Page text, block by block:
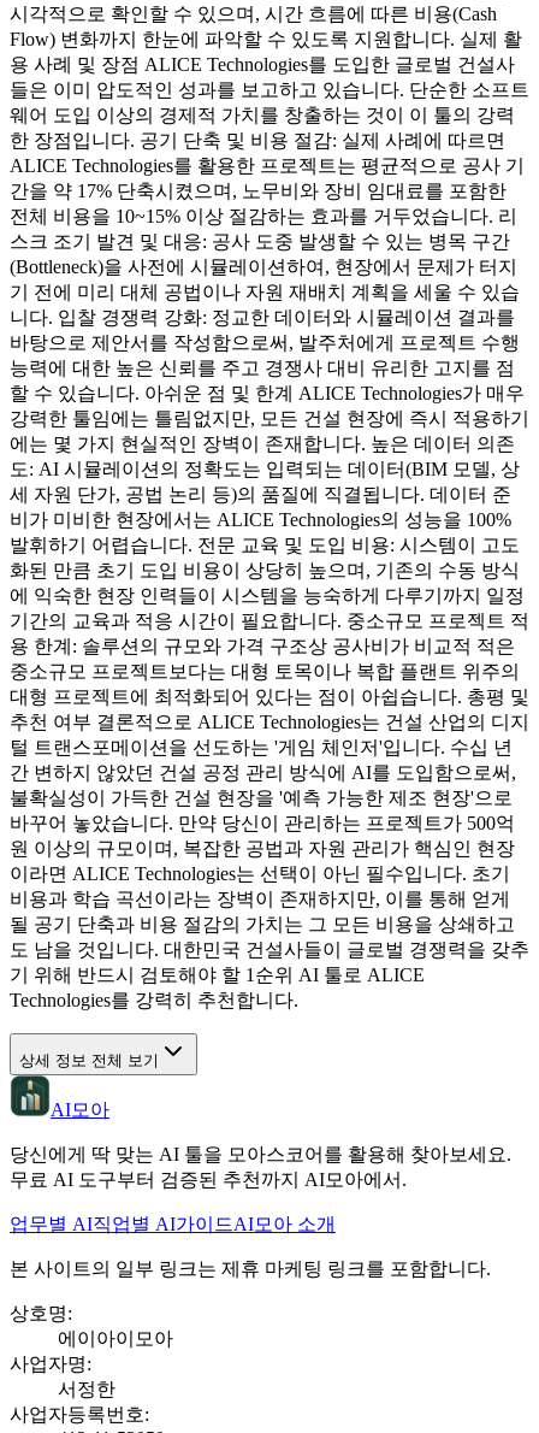
시각적으로 확인할 수 있으며, 시간 흐름에 따른 비용(Cash
Flow) 변화까지 한눈에 파악할 수 있도록 지원합니다. 실제 활
용 사례 및 장점 ALICE Technologies를 도입한 글로벌 건설사
들은 이미 압도적인 성과를 보고하고 있습니다. 단순한 소프트
웨어 도입 이상의 경제적 가치를 창출하는 것이 이 툴의 강력
한 장점입니다. 공기 단축 및 비용 절감: 실제 사례에 따르면
ALICE Technologies를 활용한 프로젝트는 평균적으로 공사 기
간을 약 17% 단축시켰으며, 노무비와 장비 임대료를 포함한
전체 비용을 10~15% 이상 절감하는 효과를 거두었습니다. 리
스크 조기 발견 및 대응: 공사 도중 발생할 수 있는 병목 구간
(Bottleneck)을 사전에 시뮬레이션하여, 현장에서 문제가 터지
기 전에 미리 대체 공법이나 자원 재배치 계획을 세울 수 있습
니다. 입찰 경쟁력 강화: 정교한 데이터와 시뮬레이션 결과를
바탕으로 제안서를 작성함으로써, 발주처에게 프로젝트 수행
능력에 대한 높은 신뢰를 주고 경쟁사 대비 유리한 고지를 점
할 수 있습니다. 아쉬운 점 및 한계 ALICE Technologies가 매우
강력한 툴임에는 틀림없지만, 모든 건설 현장에 즉시 적용하기
에는 몇 가지 현실적인 장벽이 존재합니다. 높은 데이터 의존
도: AI 시뮬레이션의 정확도는 입력되는 데이터(BIM 모델, 상
세 자원 단가, 공법 논리 등)의 품질에 직결됩니다. 데이터 준
비가 미비한 현장에서는 ALICE Technologies의 성능을 100%
발휘하기 어렵습니다. 전문 교육 및 도입 비용: 시스템이 고도
화된 만큼 초기 도입 비용이 상당히 높으며, 기존의 수동 방식
에 익숙한 현장 인력들이 시스템을 능숙하게 다루기까지 일정
기간의 교육과 적응 시간이 필요합니다. 중소규모 프로젝트 적
용 한계: 솔루션의 규모와 가격 구조상 공사비가 비교적 적은
중소규모 프로젝트보다는 대형 토목이나 복합 플랜트 위주의
대형 프로젝트에 최적화되어 있다는 점이 아쉽습니다. 총평 및
추천 여부 결론적으로 ALICE Technologies는 건설 산업의 디지
털 트랜스포메이션을 선도하는 '게임 체인저'입니다. 수십 년
간 변하지 않았던 건설 공정 관리 방식에 AI를 도입함으로써,
불확실성이 가득한 건설 현장을 '예측 가능한 제조 현장'으로
바꾸어 놓았습니다. 만약 당신이 관리하는 프로젝트가 500억
원 이상의 규모이며, 복잡한 공법과 자원 관리가 핵심인 현장
이라면 ALICE Technologies는 선택이 아닌 필수입니다. 초기
비용과 학습 곡선이라는 장벽이 존재하지만, 이를 통해 얻게
될 공기 단축과 비용 절감의 가치는 그 모든 비용을 상쇄하고
도 남을 것입니다. 대한민국 건설사들이 글로벌 경쟁력을 갖추
기 위해 반드시 검토해야 할 1순위 AI 툴로 ALICE
Technologies를 강력히 추천합니다.
상세 정보 전체 보기
AI모아
당신에게 딱 맞는 AI 툴을 모아스코어를 활용해 찾아보세요.
무료 AI 도구부터 검증된 추천까지 AI모아에서.
업무별 AI직업별 AI가이드AI모아 소개
본 사이트의 일부 링크는 제휴 마케팅 링크를 포함합니다.
상호명:
에이아이모아
사업자명:
서정한
사업자등록번호: